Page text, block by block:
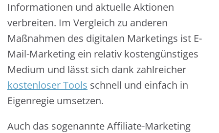
Informationen und aktuelle Aktionen
verbreiten. Im Vergleich zu anderen
Maßnahmen des digitalen Marketings ist E-
Mail-Marketing ein relativ kostengünstiges
Medium und lässt sich dank zahlreicher
kostenloser Tools schnell und einfach in
Eigenregie umsetzen.
Auch das sogenannte Affiliate-Marketing